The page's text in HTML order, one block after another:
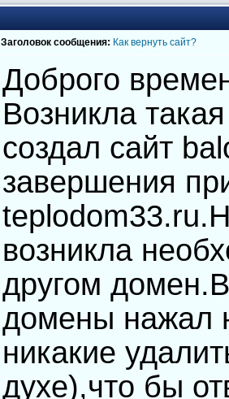
Заголовок сообщения: Как вернуть сайт?
Доброго
Возникла
создал сайт
завершения
возникла
другом
домены нажал
никакие
духе),что бы